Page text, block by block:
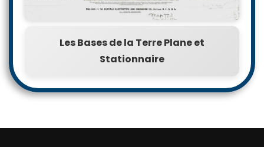
Les Bases de la Terre Plane et
Stationnaire